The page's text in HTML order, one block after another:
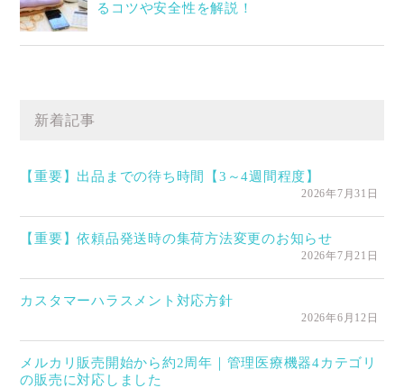
るコツや安全性を解説！
新着記事
【重要】出品までの待ち時間【3～4週間程度】
2026年7月31日
【重要】依頼品発送時の集荷方法変更のお知らせ
2026年7月21日
カスタマーハラスメント対応方針
2026年6月12日
メルカリ販売開始から約2周年｜管理医療機器4カテゴリ
の販売に対応しました